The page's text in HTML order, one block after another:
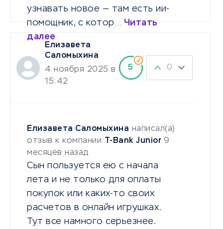
узнавать новое — там есть ии-
помощник, с котор… Читать
далее
Елизавета
Саломыхина
4 ноября 2025 в
15:42
5 0
Елизавета Саломыхина написал(а)
отзыв к компании
T-Bank Junior 9
месяцев назад
Сын пользуется ею с начала
лета и не только для оплаты
покупок или каких-то своих
расчетов в онлайн игрушках.
Тут все намного серьезнее.